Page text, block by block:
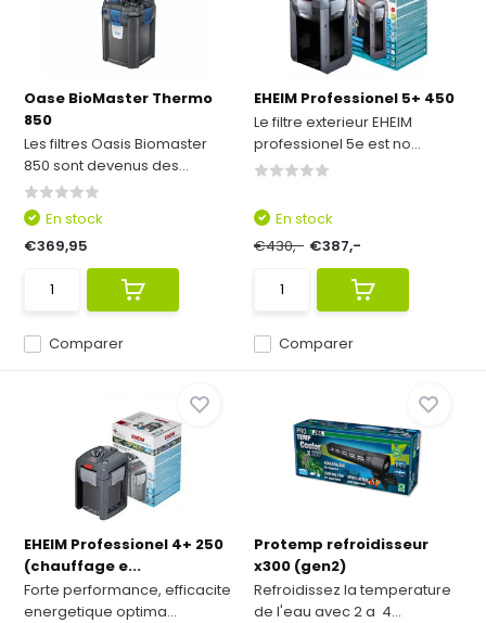
Oase BioMaster Thermo
850
Les filtres Oasis Biomaster
850 sont devenus des...
Comparer
En stock
€369,95
EHEIM Professionel 5+ 450
Le filtre exterieur EHEIM
professionel 5e est no...
Comparer
En stock
€430,- €387,-
EHEIM Professionel 4+ 250
(chauffage e...
Forte performance, efficacite
energetique optima...
Protemp refroidisseur
x300 (gen2)
Refroidissez la temperature
de l'eau avec 2 a 4...